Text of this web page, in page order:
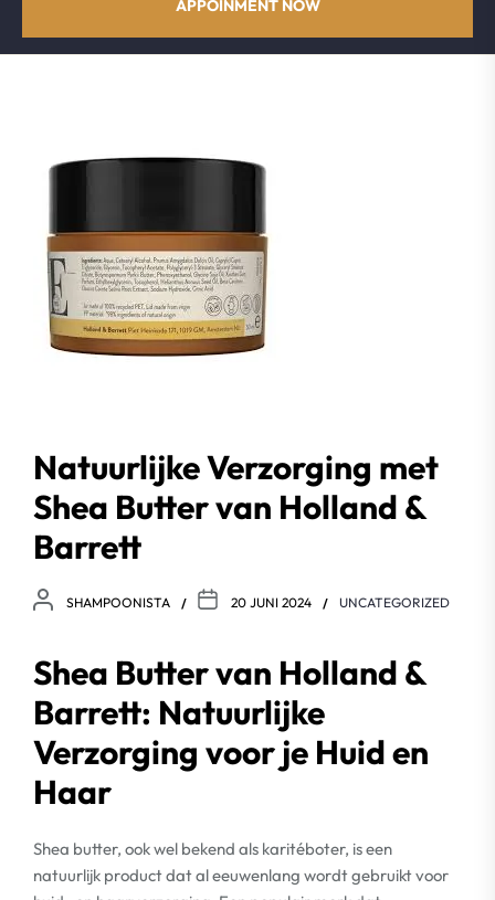
APPOINMENT NOW
Natuurlijke Verzorging met
Shea Butter van Holland &
Barrett
SHAMPOONISTA 20 JUNI 2024 UNCATEGORIZED
Shea Butter van Holland &
Barrett: Natuurlijke
Verzorging voor je Huid en
Haar
Shea butter, ook wel bekend als karitéboter, is een
natuurlijk product dat al eeuwenlang wordt gebruikt voor